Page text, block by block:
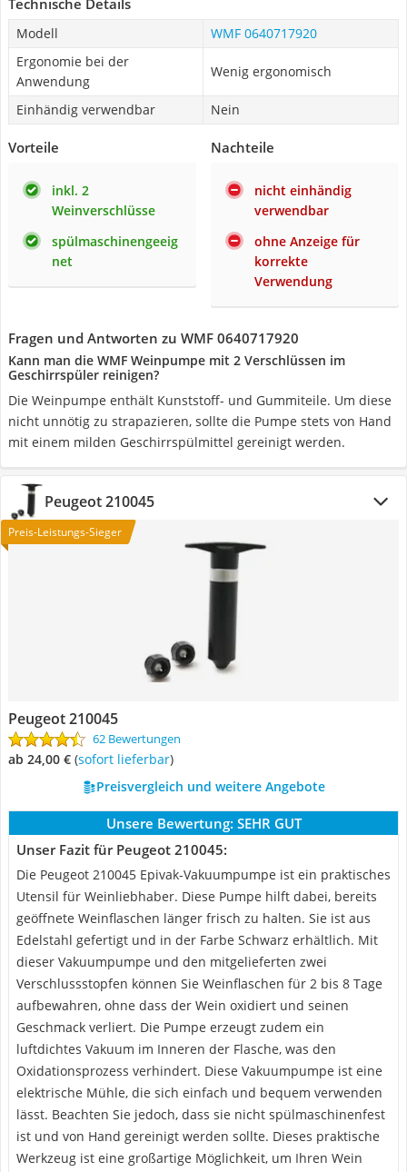
Technische Details
Modell
WMF 0640717920
Ergonomie bei der
Anwendung
Wenig ergonomisch
Einhändig verwendbar Nein
Vorteile
inkl. 2
Weinverschlüsse
spülmaschinengeeig
net
Nachteile
nicht einhändig
verwendbar
ohne Anzeige für
korrekte
Verwendung
Fragen und Antworten zu WMF 0640717920
Kann man die WMF Weinpumpe mit 2 Verschlüssen im
Geschirrspüler reinigen?
Die Weinpumpe enthält Kunststoff- und Gummiteile. Um diese
nicht unnötig zu strapazieren, sollte die Pumpe stets von Hand
mit einem milden Geschirrspülmittel gereinigt werden.
Peugeot 210045
Preis-Leistungs-Sieger
Peugeot 210045
62 Bewertungen
ab 24,00 € ( Sofort lieferbar)
Preisvergleich und weitere Angebote
Unsere Bewertung: SEHR GUT
Unser Fazit für Peugeot 210045:
Die Peugeot 210045 Epivak-Vakuumpumpe ist ein praktisches
Utensil für Weinliebhaber. Diese Pumpe hilft dabei, bereits
geöffnete Weinflaschen länger frisch zu halten. Sie ist aus
Edelstahl gefertigt und in der Farbe Schwarz erhältlich. Mit
dieser Vakuumpumpe und den mitgelieferten zwei
Verschlussstopfen können Sie Weinflaschen für 2 bis 8 Tage
aufbewahren, ohne dass der Wein oxidiert und seinen
Geschmack verliert. Die Pumpe erzeugt zudem ein
luftdichtes Vakuum im Inneren der Flasche, was den
Oxidationsprozess verhindert. Diese Vakuumpumpe ist eine
elektrische Mühle, die sich einfach und bequem verwenden
lässt. Beachten Sie jedoch, dass sie nicht spülmaschinenfest
ist und von Hand gereinigt werden sollte. Dieses praktische
Werkzeug ist eine großartige Möglichkeit, um Ihren Wein